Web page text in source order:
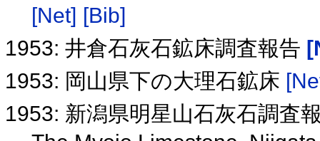
[Net] [Bib]
1953: 井倉石灰石鉱床調査報告
1953: 岡山県下の大理石鉱床
1953: 新潟県明星山石灰石調査